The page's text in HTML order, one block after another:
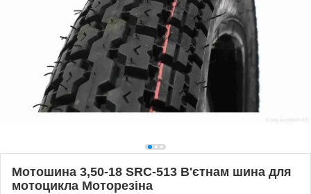
Мотошина 3,50-18 SRC-513 В'єтнам шина для
мотоцикла Моторезіна